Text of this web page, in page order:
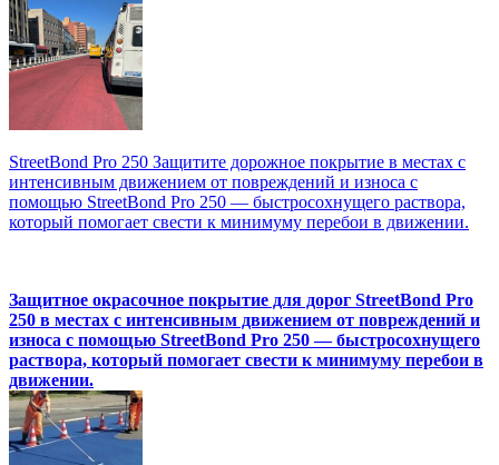
StreetBond Pro 250 Защитите дорожное покрытие в местах с
интенсивным движением от повреждений и износа с
помощью StreetBond Pro 250 — быстросохнущего раствора,
который помогает свести к минимуму перебои в движении.
Защитное окрасочное покрытие для дорог StreetBond Pro
250 в местах с интенсивным движением от повреждений и
износа с помощью StreetBond Pro 250 — быстросохнущего
раствора, который помогает свести к минимуму перебои в
движении.